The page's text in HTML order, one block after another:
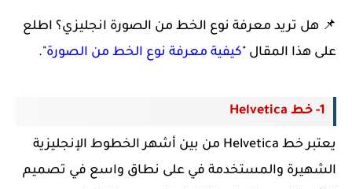
📌 هل تريد معرفة نوع الخط من الصورة انجليزي؟ اطلع
على هذا المقال "كيفية معرفة نوع الخط من الصورة".
1- خط Helvetica
يعتبر خط Helvetica من بين أشهر الخطوط الإنجليزية
الشهيرة والمستخدمة في على نطاق واسع في تصميم